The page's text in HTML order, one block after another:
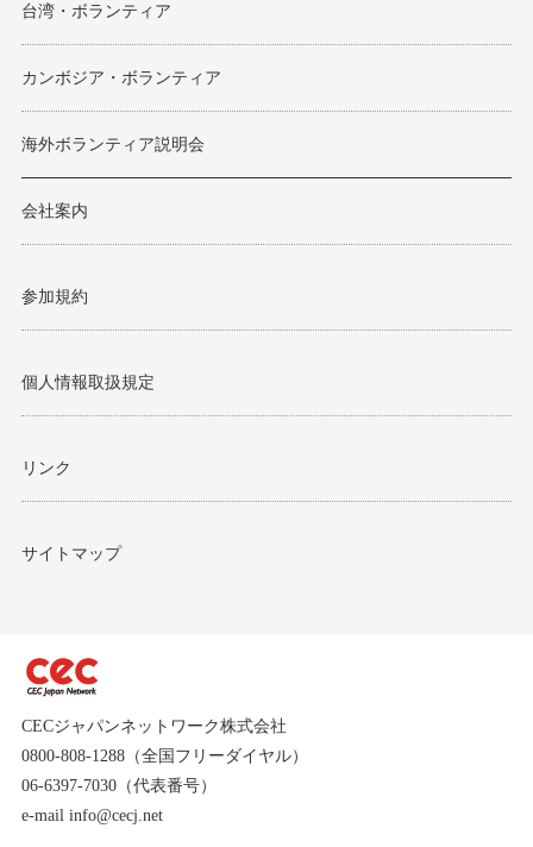
台湾・ボランティア
カンボジア・ボランティア
海外ボランティア説明会
会社案内
参加規約
個人情報取扱規定
リンク
サイトマップ
CECジャパンネットワーク株式会社
0800-808-1288（全国フリーダイヤル）
06-6397-7030（代表番号）
e-mail info@cecj.net